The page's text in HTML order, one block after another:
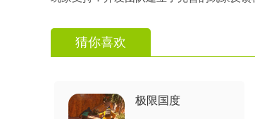
猜你喜欢
极限国度